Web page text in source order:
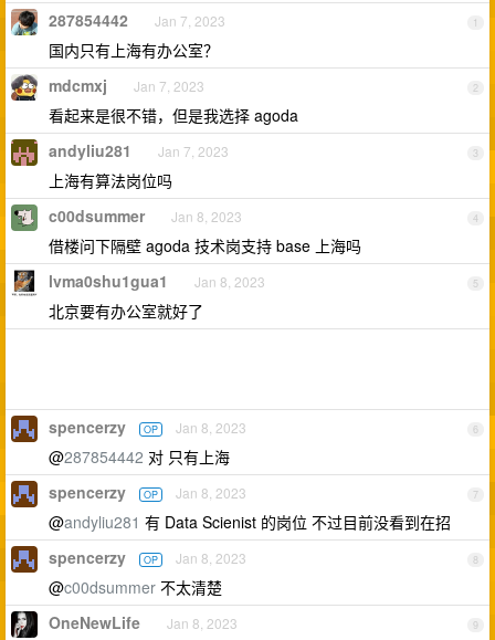
1
287854442 Jan 7, 2023
国内只有上海有办公室？
2
mdcmxj Jan 7, 2023
看起来是很不错，但是我选择 agoda
3
andyliu281 Jan 7, 2023
上海有算法岗位吗
4
c00dsummer Jan 8, 2023
借楼问下隔壁 agoda 技术岗支持 base 上海吗
5
lvma0shu1gua1 Jan 8, 2023
北京要有办公室就好了
6
spencerzy OP Jan 8, 2023
@287854442 对 只有上海
7
spencerzy OP Jan 8, 2023
@andyliu281 有 Data Scienist 的岗位 不过目前没看到在招
8
spencerzy OP Jan 8, 2023
@c00dsummer 不太清楚
9
OneNewLife Jan 8, 2023